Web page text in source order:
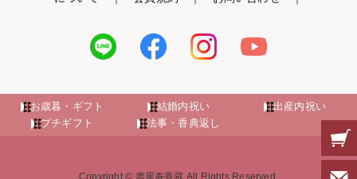
お歳暮・ギフト 結婚内祝い
出産内祝い
プチギフト
法事・香典返し
Copyright © 壽屋寿香蔵 All Rights Reserved.